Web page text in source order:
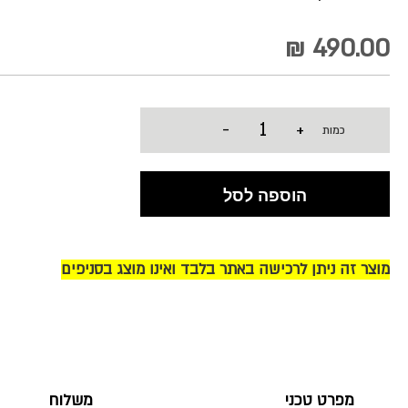
490.00 ₪
כמות +
-
הוספה לסל
מוצר זה ניתן לרכישה באתר בלבד ואינו מוצג בסניפים
מפרט טכני משלוח